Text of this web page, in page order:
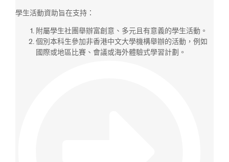
學生活動資助旨在支持：
附屬學生社團舉辦富創意、多元且有意義的學生活動。
個別本科生參加非香港中文大學機構舉辦的活動，例如
國際或地區比賽、會議或海外體驗式學習計劃。